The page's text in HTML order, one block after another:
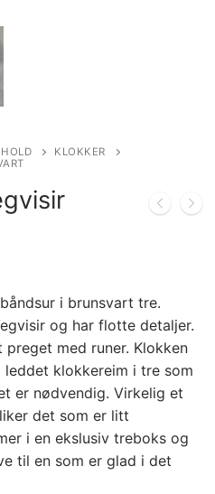
KLOKKER
i brunsvart tre.
og har flotte detaljer.
med runer. Klokken
klokkereim i tre som
er nødvendig. Virkelig et
det som er litt
i en ekslusiv treboks og
til en som er glad i det